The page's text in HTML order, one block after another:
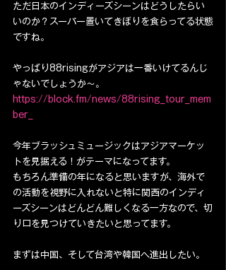
ただ日本のインディーズシーンはどうしたらい
いのか？スーパー置いてきぼりを食らってる状態
ですね。
やっぱり88risingがアジアは一番いけてるんじ
ゃないでしょうか〜。
https://block.fm/news/88rising_tour_mem
ber_
今年ブラッシュミュージックはアジアマーケッ
トを見据える！がテーマになってます。
もちろん準備の年になると思いますが、海外で
の活動を視野に入れないと特に関西のインディ
ーズシーンはどんどん難しくなる一方なので、切
り口を見つけていきたいと思ってます。
まずは中国、そして台湾や韓国へ進出したい。